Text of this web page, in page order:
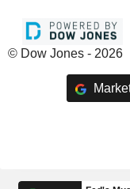
© Dow Jones - 2026